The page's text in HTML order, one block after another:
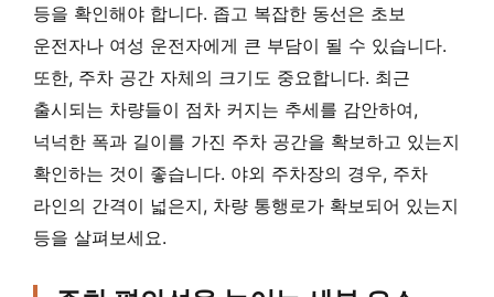
등을 확인해야 합니다. 좁고 복잡한 동선은 초보
운전자나 여성 운전자에게 큰 부담이 될 수 있습니다.
또한, 주차 공간 자체의 크기도 중요합니다. 최근
출시되는 차량들이 점차 커지는 추세를 감안하여,
넉넉한 폭과 길이를 가진 주차 공간을 확보하고 있는지
확인하는 것이 좋습니다. 야외 주차장의 경우, 주차
라인의 간격이 넓은지, 차량 통행로가 확보되어 있는지
등을 살펴보세요.